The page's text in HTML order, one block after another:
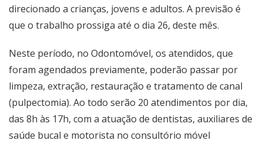
direcionado a crianças, jovens e adultos. A previsão é
que o trabalho prossiga até o dia 26, deste mês.
Neste período, no Odontomóvel, os atendidos, que
foram agendados previamente, poderão passar por
limpeza, extração, restauração e tratamento de canal
(pulpectomia). Ao todo serão 20 atendimentos por dia,
das 8h às 17h, com a atuação de dentistas, auxiliares de
saúde bucal e motorista no consultório móvel